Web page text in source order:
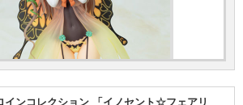
インコレクション 「イノセント☆フェアリ